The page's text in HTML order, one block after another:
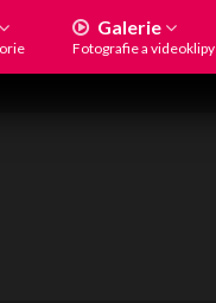
Galerie
Fotografie a videoklipy